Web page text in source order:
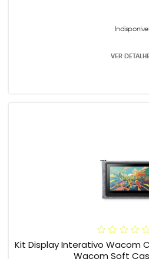
Indisponível
VER
Kit Display Interativo Wacom
Wacom Soft